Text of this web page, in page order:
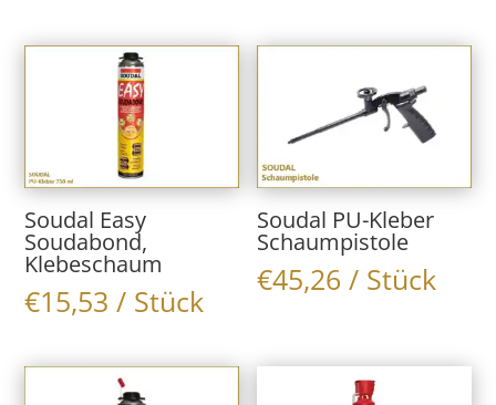
Soudal Easy
Soudabond,
Klebeschaum
€15,53 / Stück
Soudal PU-Kleber
Schaumpistole
€45,26 / Stück